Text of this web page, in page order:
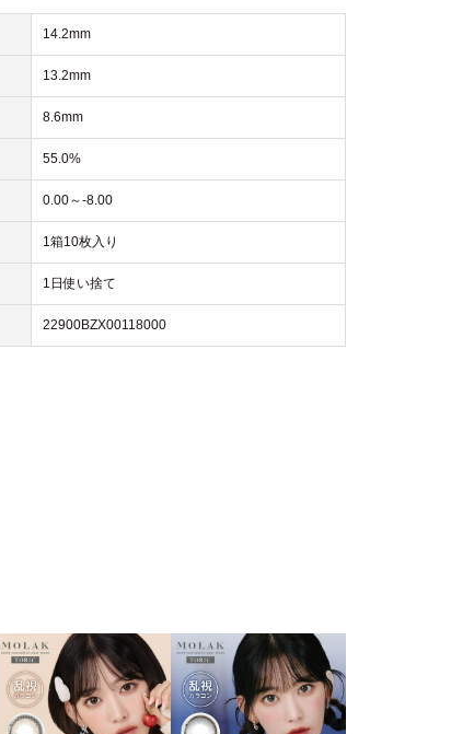
14.2mm
13.2mm
8.6mm
55.0%
0.00～-8.00
1箱10枚入り
1日使い捨て
22900BZX00118000